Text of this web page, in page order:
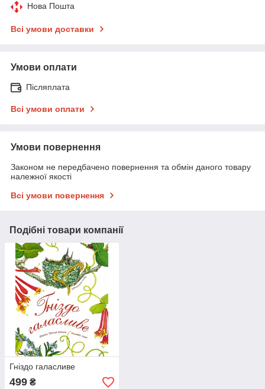
Нова Пошта
Всі умови доставки
Умови оплати
Післяплата
Всі умови оплати
Умови повернення
Законом не передбачено повернення та обмін даного товару
належної якості
Всі умови повернення
Подібні товари компанії
Гніздо галасливе
499 ₴